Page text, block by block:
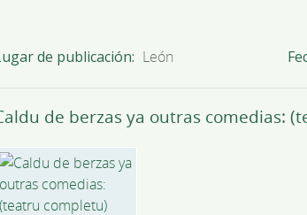
de publicación
León
de berzas ya outras comedias: